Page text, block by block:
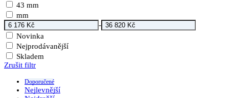
43 mm
mm
-
Novinka
Nejprodávanější
Skladem
Zrušit filtr
Doporučené
Nejlevnější